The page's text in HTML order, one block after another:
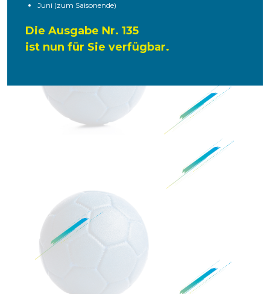
Juni (zum Saisonende)
Die Ausgabe Nr. 135
ist nun für Sie verfügbar.